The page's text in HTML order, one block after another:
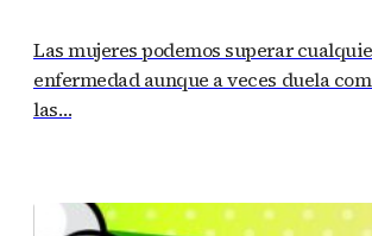
Las mujeres podemos superar
enfermedad aunque a veces duela
las…